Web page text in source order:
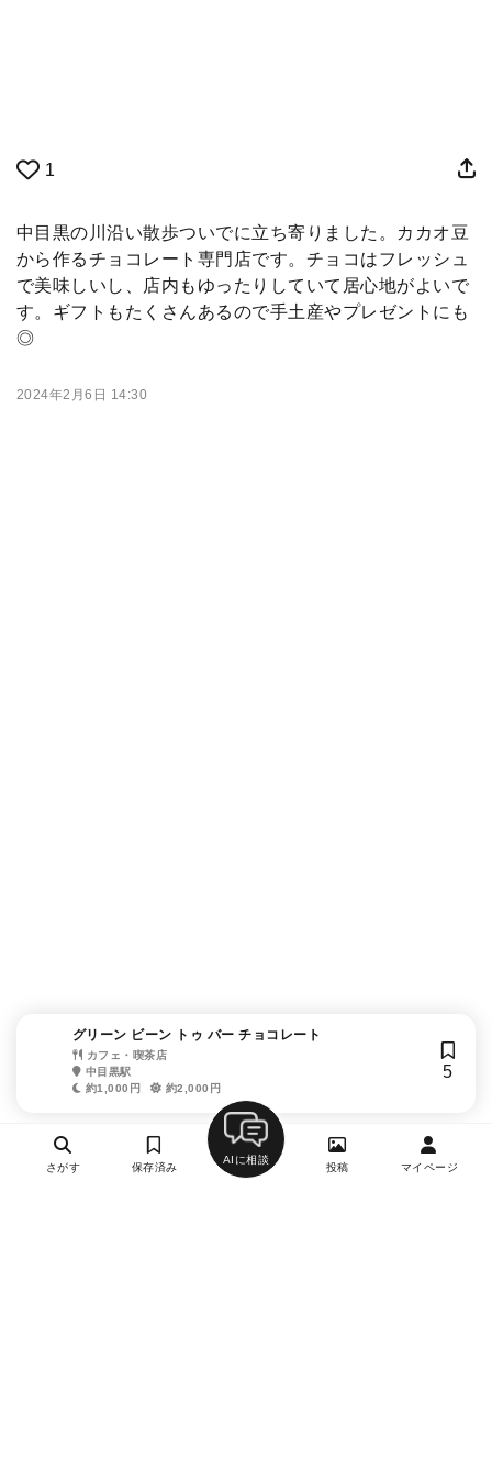
1
中目黒の川沿い散歩ついでに立ち寄りました。カカオ豆
から作るチョコレート専門店です。チョコはフレッシュ
で美味しいし、店内もゆったりしていて居心地がよいで
す。ギフトもたくさんあるので手土産やプレゼントにも
◎
2024年2月6日 14:30
グリーン ビーン トゥ バー チョコレート
カフェ・喫茶店
中目黒駅
約1,000円
約2,000円
5
さがす 保存済み
AIに相談
投稿 マイページ